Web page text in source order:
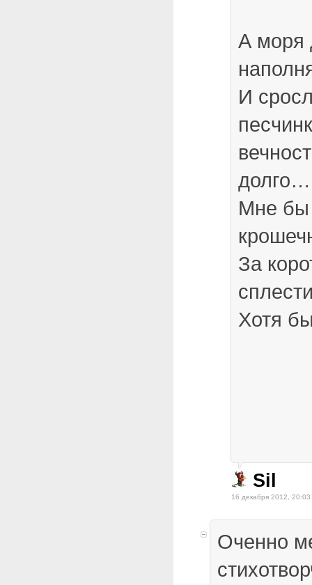
А моря
И
долго…
Мне бы
За
Хотя
Sil
16 декабря 2012, 20:03
Оченно